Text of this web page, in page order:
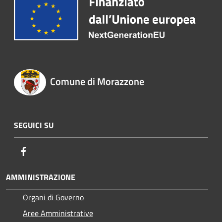
Comune di Morazzone
SEGUICI SU
AMMINISTRAZIONE
Organi di Governo
Aree Amministrative